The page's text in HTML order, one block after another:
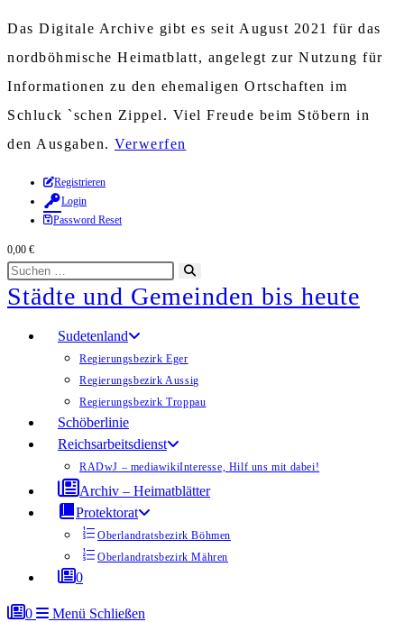
Das Digitale Archive gibt es seit August 2021 für das
nordböhmische Heimatblatt, angelegt zur Nutzung für
Informationen zu den ehemaligen Ortschaften im
Schluck `schen Zippel. Viel Freude beim Stöbern in
den Ausgaben. Verwerfen
Zum
Inhalt
springen
Registrieren
Login
Password Reset
0,00 €
Diese
Website
durchsuchen
starten
Städte und Gemeinden bis heute
Sudetenland
Regierungsbezirk Eger
Regierungsbezirk Aussig
Regierungsbezirk Troppau
Schöberlinie
Reichsarbeitsdienst
RADwJ – mediawikiInteresse, Hilf uns mit dabei!
Archiv – Heimatblätter
Protektorat
Oberlandratsbezirk Böhmen
Oberlandratsbezirk Mähren
0
0 Menü Schließen